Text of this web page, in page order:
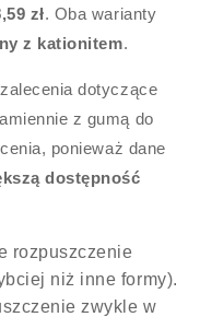
zł. Oba warianty
z kationitem.
dotyczące
z gumą do
ponieważ dane
dostępność
rozpuszczenie
niż inne formy).
zwykle w